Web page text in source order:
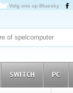
Volg ons op Bluesky
SWITCH PC